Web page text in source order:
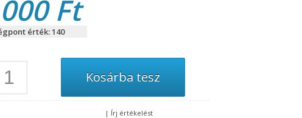
Ft
érték: 140
| Írj értékelést